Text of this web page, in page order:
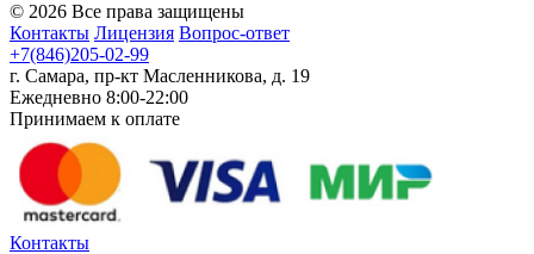
© 2026 Все права защищены
Контакты Лицензия Вопрос-ответ
+7(846)205-02-99
г. Самара, пр-кт Масленникова, д. 19
Ежедневно 8:00-22:00
Принимаем к оплате
Контакты